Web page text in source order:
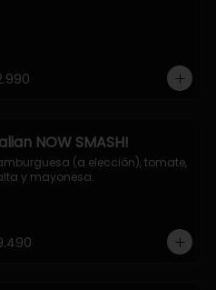
NOW SMASH!
(a elección), tomate,
y mayonesa.